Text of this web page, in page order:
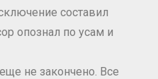
составил
опознал по усам и
не закончено. Все